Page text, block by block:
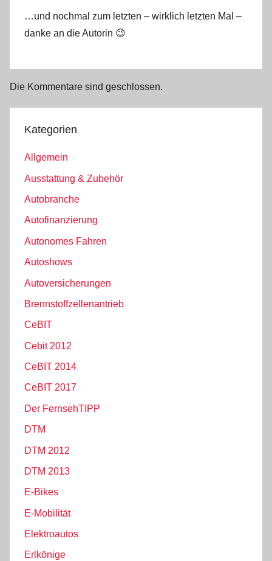
…und nochmal zum letzten – wirklich letzten Mal –
danke an die Autorin 😉
Die Kommentare sind geschlossen.
Kategorien
Allgemein
Ausstattung & Zubehör
Autobranche
Autofinanzierung
Autonomes Fahren
Autoshows
Autoversicherungen
Brennstoffzellenantrieb
CeBIT
Cebit 2012
CeBIT 2014
CeBIT 2017
Der FernsehTIPP
DTM
DTM 2012
DTM 2013
E-Bikes
E-Mobilität
Elektroautos
Erlkönige